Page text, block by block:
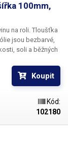
100mm,
na roli. Tloušťka
soli a běžných
pytlů, sáčků a
100%
k
zákona č.
všemi impulsními
(0,045mm)*2
Koupit
Kód:
102180